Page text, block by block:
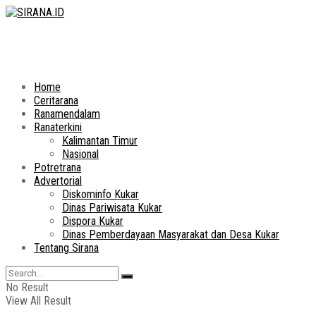
Home
Ceritarana
Ranamendalam
Ranaterkini
Kalimantan Timur
Nasional
Potretrana
Advertorial
Diskominfo Kukar
Dinas Pariwisata Kukar
Dispora Kukar
Dinas Pemberdayaan Masyarakat dan Desa Kukar
Tentang Sirana
No Result
View All Result